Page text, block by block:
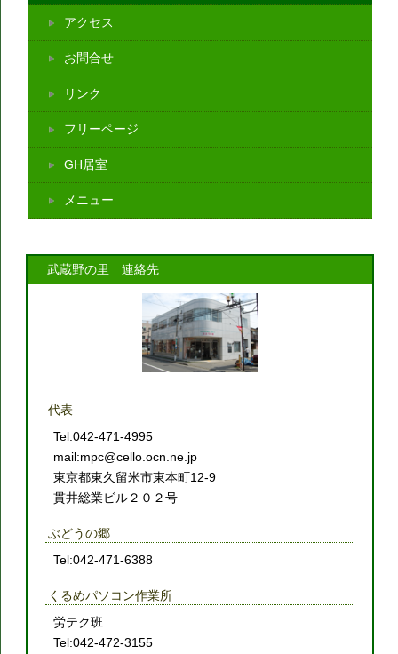
アクセス
お問合せ
リンク
フリーページ
GH居室
メニュー
武蔵野の里 連絡先
代表
Tel:042-471-4995
mail:mpc@cello.ocn.ne.jp
東京都東久留米市東本町12-9
貫井総業ビル２０２号
ぶどうの郷
Tel:042-471-6388
くるめパソコン作業所
労テク班
Tel:042-472-3155